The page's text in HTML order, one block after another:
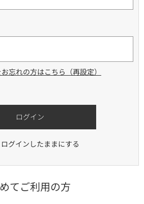
忘れの方はこちら（再設定）
ログインしたままにする
てご利用の方